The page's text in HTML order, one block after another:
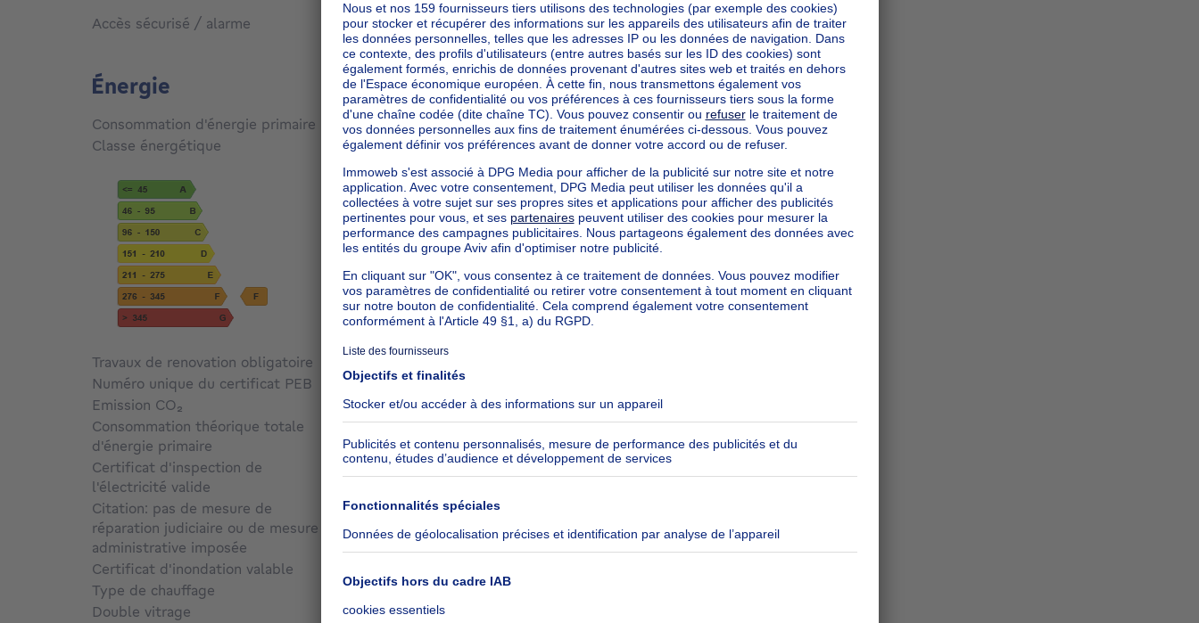
Accès sécurisé / alarme Oui
Énergie
Consommation d'énergie primaire 326kWh/m² kilowattheure par mètres carrés
Classe énergétique
F
Travaux de renovation obligatoire
Numéro unique du certificat PEB
20210225-0000583438-01-2
Emission CO₂
65 kg CO₂/m²
Consommation théorique totale
d'énergie primaire
Non communiqué
Certificat d'inspection de
l'électricité valide
Citation: pas de mesure de
réparation judiciaire ou de mesure
administrative imposée
Non communiqué
Certificat d'inondation valable
Type de chauffage
Gaz
Double vitrage
Oui